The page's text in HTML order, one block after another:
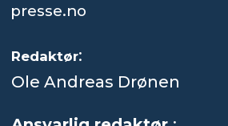
presse.no
Redaktør:
Ole Andreas Drønen